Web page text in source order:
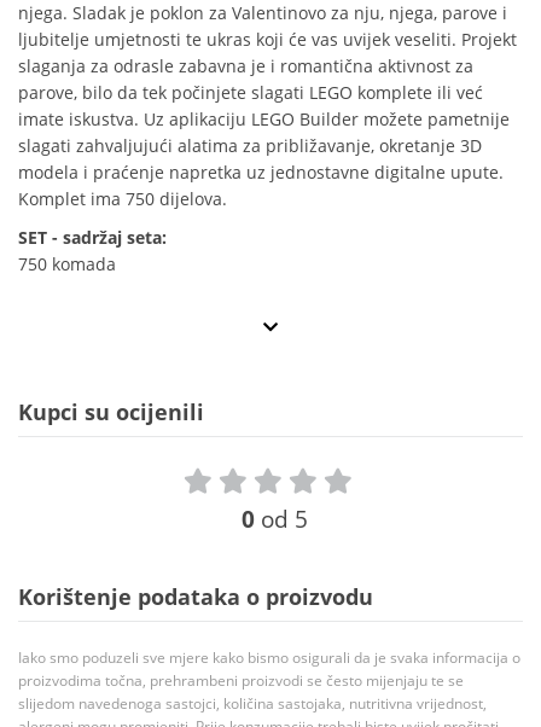
njega. Sladak je poklon za Valentinovo za nju, njega, parove i
ljubitelje umjetnosti te ukras koji će vas uvijek veseliti. Projekt
slaganja za odrasle zabavna je i romantična aktivnost za
parove, bilo da tek počinjete slagati LEGO komplete ili već
imate iskustva. Uz aplikaciju LEGO Builder možete pametnije
slagati zahvaljujući alatima za približavanje, okretanje 3D
modela i praćenje napretka uz jednostavne digitalne upute.
Komplet ima 750 dijelova.
SET - sadržaj seta:
750 komada
Kupci su ocijenili
0 od 5
Korištenje podataka o proizvodu
Iako smo poduzeli sve mjere kako bismo osigurali da je svaka informacija o
proizvodima točna, prehrambeni proizvodi se često mijenjaju te se
slijedom navedenoga sastojci, količina sastojaka, nutritivna vrijednost,